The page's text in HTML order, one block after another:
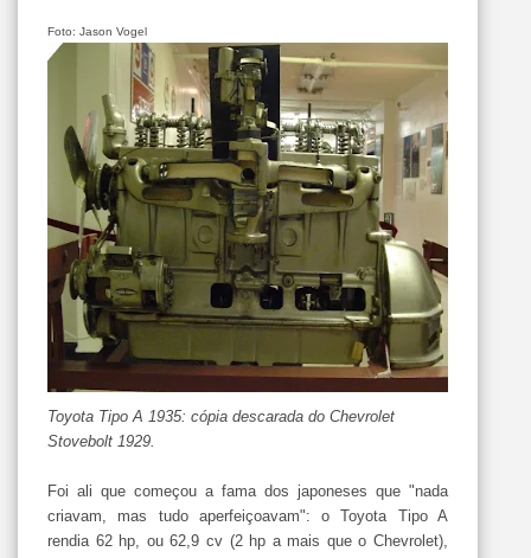
Foto: Jason Vogel
Toyota Tipo A 1935: cópia descarada do Chevrolet
Stovebolt 1929.
Foi ali que começou a fama dos japoneses que "nada
criavam, mas tudo aperfeiçoavam": o Toyota Tipo A
rendia 62 hp, ou 62,9 cv (2 hp a mais que o Chevrolet),